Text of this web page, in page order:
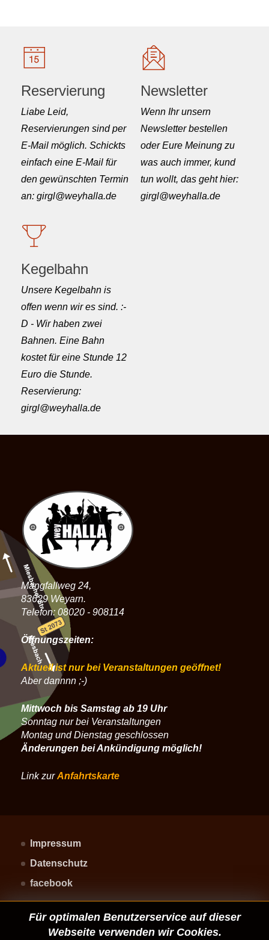
Reservierung
Liabe Leid,
Reservierungen sind per
E-Mail möglich. Schickts
einfach eine E-Mail für
den gewünschten Termin
an: girgl@weyhalla.de
Newsletter
Wenn Ihr unsern
Newsletter bestellen
oder Eure Meinung zu
was auch immer, kund
tun wollt, das geht hier:
girgl@weyhalla.de
Kegelbahn
Unsere Kegelbahn is
offen wenn wir es sind. :-
D - Wir haben zwei
Bahnen. Eine Bahn
kostet für eine Stunde 12
Euro die Stunde.
Reservierung:
girgl@weyhalla.de
Mangfallweg 24,
83629 Weyarn.
Telefon: 08020 - 908114
Öffnungszeiten:
Aktuell ist nur bei Veranstaltungen geöffnet!
Aber dannnn ;-)
Mittwoch bis Samstag ab 19 Uhr
Sonntag nur bei Veranstaltungen
Montag und Dienstag geschlossen
Änderungen bei Ankündigung möglich!
Link zurAnfahrtskarte
Impressum
Datenschutz
facebook
Für optimalen Benutzerservice auf dieser
Webseite verwenden wir Cookies.